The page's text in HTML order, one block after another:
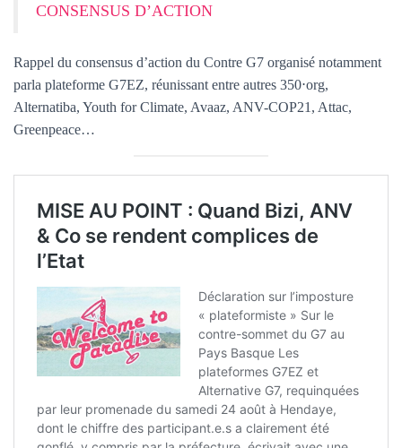
CONSENSUS D’ACTION
Rappel du consensus d’action du Contre G7 organisé notamment
parla plateforme G7EZ, réunissant entre autres 350⋅org,
Alternatiba, Youth for Climate, Avaaz, ANV-COP21, Attac,
Greenpeace…